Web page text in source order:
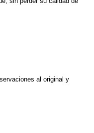
al original y